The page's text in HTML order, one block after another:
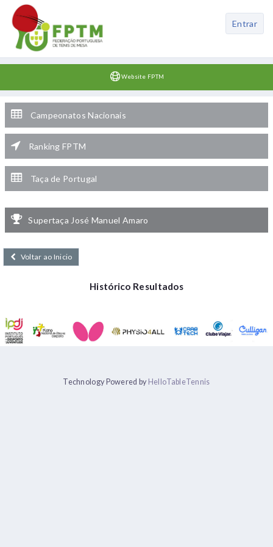
Website FPTM
Entrar
Campeonatos Nacionais
Ranking FPTM
Taça de Portugal
Supertaça José Manuel Amaro
Voltar ao Inicio
Histórico Resultados
Technology Powered by HelloTableTennis